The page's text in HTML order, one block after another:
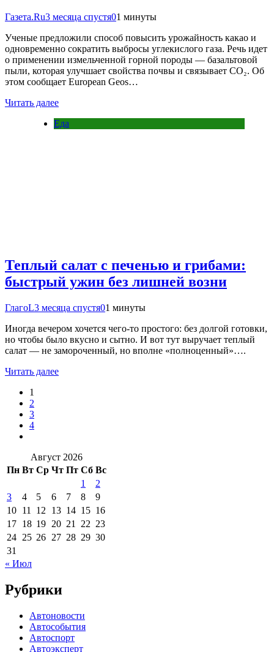
Газета.Ru3 месяца спустя01 минуты
Ученые предложили способ повысить урожайность какао и
одновременно сократить выбросы углекислого газа. Речь идет
о применении измельченной горной породы — базальтовой
пыли, которая улучшает свойства почвы и связывает CO₂. Об
этом сообщает European Geos…
Читать далее
Еда
Теплый салат с печенью и грибами:
быстрый ужин без лишней возни
ГлагоL3 месяца спустя01 минуты
Иногда вечером хочется чего-то простого: без долгой готовки,
но чтобы было вкусно и сытно. И вот тут выручает теплый
салат — не замороченный, но вполне «полноценный»….
Читать далее
1
2
3
4
Август 2026
Пн Вт Ср Чт Пт Сб Вс
1
2
3
4 5 6 7 8
9
10 11 12 13 14 15 16
17 18 19 20 21 22 23
24 25 26 27 28 29 30
31
« Июл
Рубрики
Автоновости
Автособытия
Автоспорт
Автоэксперт